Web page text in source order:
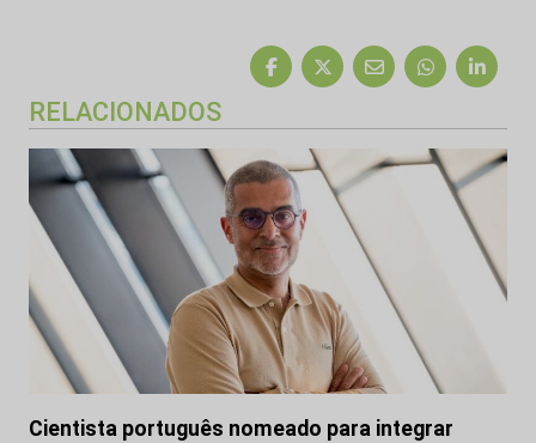
RELACIONADOS
Cientista português nomeado para integrar